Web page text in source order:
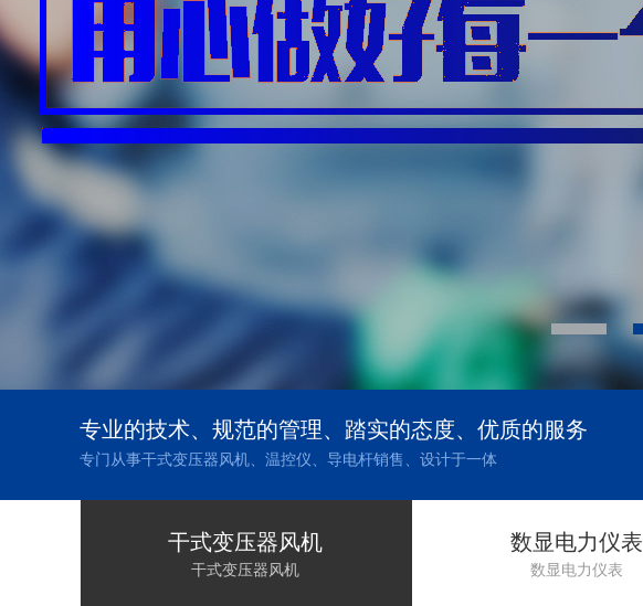
专业的技术、规范的管理、踏实的态度、优质的服务
专门从事干式变压器风机、温控仪、导电杆销售、设计于一体
干式变压器风机
干式变压器风机
数显电力仪表
数显电力仪表